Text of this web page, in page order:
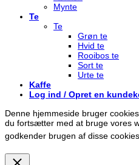
Mynte
Te
Te
Grøn te
Hvid te
Rooibos te
Sort te
Urte te
Kaffe
Log ind / Opret en
Denne hjemmeside bruger
du fortsætter med at bruge vores
godkender brugen af disse cookies.